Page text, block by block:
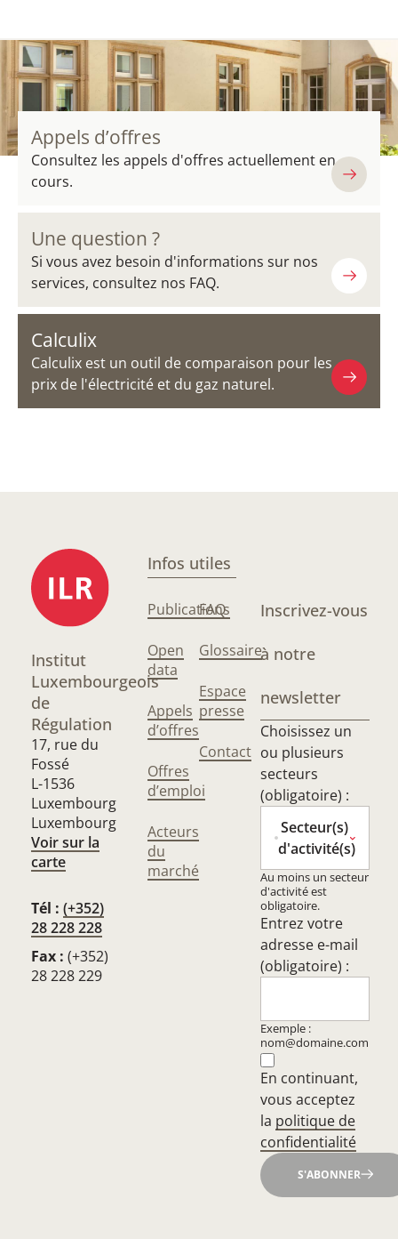
Appels d’offres
Consultez les appels d'offres actuellement en
cours.
Une question ?
Si vous avez besoin d'informations sur nos
services, consultez nos FAQ.
Calculix
Calculix est un outil de comparaison pour les
prix de l'électricité et du gaz naturel.
Institut
Luxembourgeois
de
Régulation
17, rue du
Fossé
L-1536
Luxembourg
Luxembourg
Voir sur la
carte
Tél : (+352)
28 228 228
Fax : (+352)
28 228 229
Infos utiles
Publications
Open
data
Appels
d’offres
Offres
d’emploi
Acteurs
du
marché
FAQ
Glossaire
Espace
presse
Contact
Inscrivez-vous
à notre
newsletter
Choisissez un
ou plusieurs
secteurs
(obligatoire) :
Secteur(s)
d'activité(s)
Au moins un secteur
d'activité est
obligatoire.
Entrez votre
adresse e-mail
(obligatoire) :
Exemple :
nom@domaine.com
En continuant,
vous acceptez
la politique de
confidentialité
S'ABONNER